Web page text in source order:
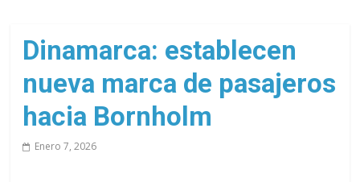
de
cruceros
en
un
solo
Dinamarca: establecen
nueva marca de pasajeros
hacia Bornholm
Enero 7, 2026